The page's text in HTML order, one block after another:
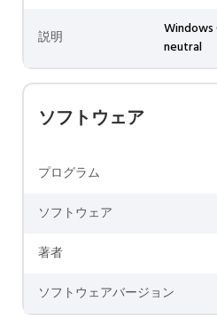
説明
Windows
neutral
ソフトウェア
プログラム
ソフトウェア
著者
ソフトウェアバージョン